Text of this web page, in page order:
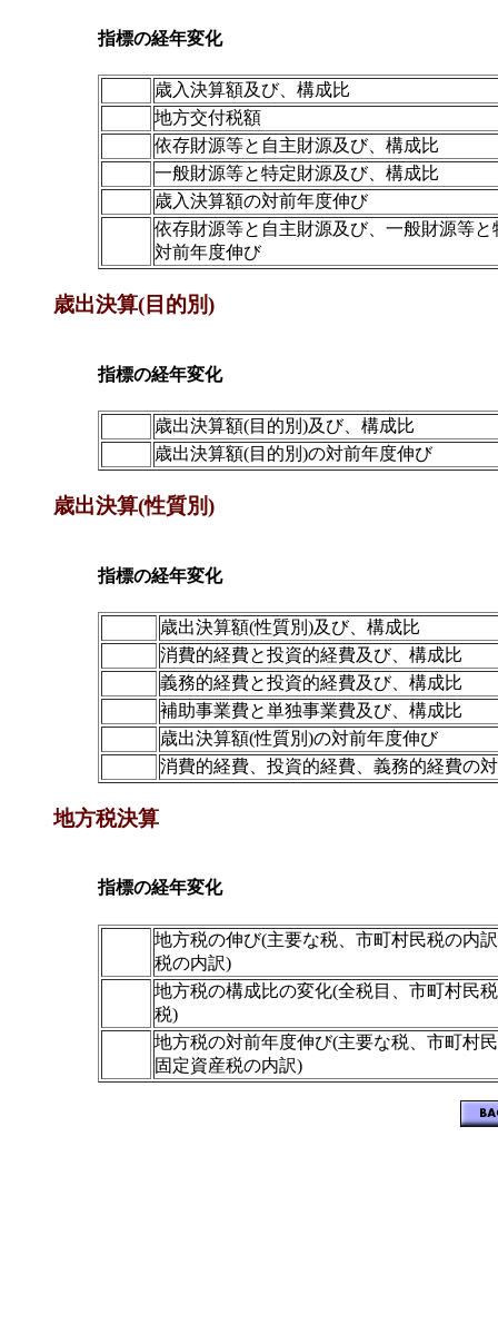
指標の経年変化
歳入決算額及び、構成比
地方交付税額
依存財源等と自主財源及び、構成比
一般財源等と特定財源及び、構成比
歳入決算額の対前年度伸び
依存財源等と自主財源及び、一般財源等と
対前年度伸び
歳出決算(目的別)
指標の経年変化
歳出決算額(目的別)及び、構成比
歳出決算額(目的別)の対前年度伸び
歳出決算(性質別)
指標の経年変化
歳出決算額(性質別)及び、構成比
消費的経費と投資的経費及び、構成比
義務的経費と投資的経費及び、構成比
補助事業費と単独事業費及び、構成比
歳出決算額(性質別)の対前年度伸び
消費的経費、投資的経費、義務的経費の
地方税決算
指標の経年変化
地方税の伸び(主要な税、市町村民税の内
税の内訳)
地方税の構成比の変化(全税目、市町村民
税)
地方税の対前年度伸び(主要な税、市町村
固定資産税の内訳)